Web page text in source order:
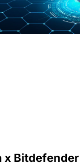
Bitdefender